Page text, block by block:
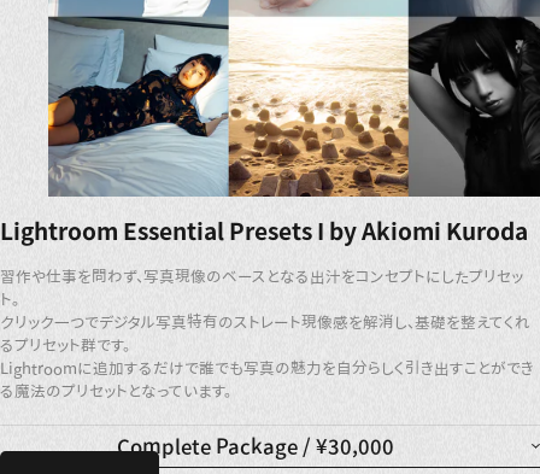
Lightroom Essential Presets I by Akiomi Kuroda
習作や仕事を問わず、写真現像のベースとなる出汁をコンセプトにしたプリセッ
ト。
クリック一つでデジタル写真特有のストレート現像感を解消し、基礎を整えてくれ
るプリセット群です。
Lightroomに追加するだけで誰でも写真の魅力を自分らしく引き出すことができ
る魔法のプリセットとなっています。
Complete Package / ¥30,000